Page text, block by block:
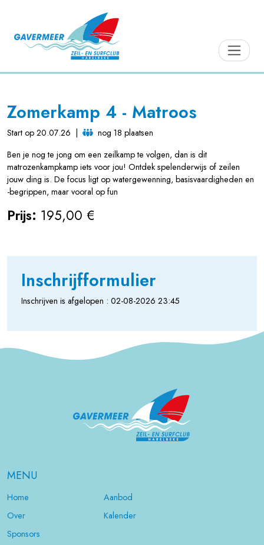
Zomerkamp 4 - Matroos
Start op 20.07.26
nog 18 plaatsen
Ben je nog te jong om een zeilkamp te volgen, dan is dit
matrozenkampkamp iets voor jou! Ontdek spelenderwijs of zeilen
jouw ding is. De focus ligt op watergewenning, basisvaardigheden en
-begrippen, maar vooral op fun
Prijs: 195,00 €
Inschrijfformulier
Inschrijven is afgelopen : 02-08-2026 23:45
MENU
Home
Aanbod
Over
Kalender
Sponsors